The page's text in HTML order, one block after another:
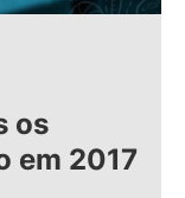
os
em 2017